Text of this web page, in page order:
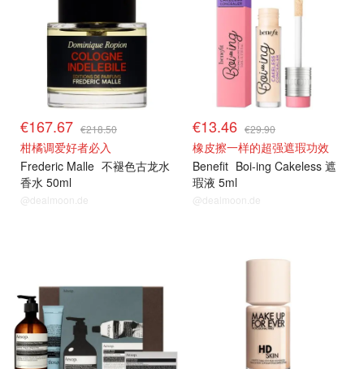
€167.67 €218.50
柑橘调爱好者必入
Frederic Malle 不褪色古龙水
香水 50ml
@dealmoon.de
€13.46 €29.90
橡皮擦一样的超强遮瑕功效
Benefit Boi-ing Cakeless 遮
瑕液 5ml
@dealmoon.de